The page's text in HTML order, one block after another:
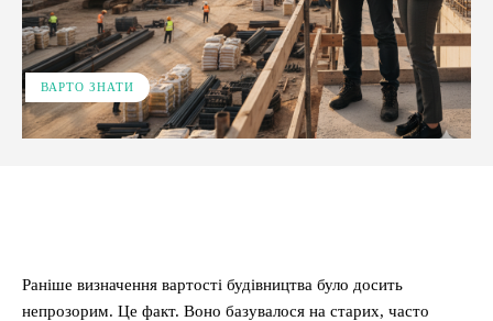
ВАРТО ЗНАТИ
Раніше визначення вартості будівництва було досить
непрозорим. Це факт. Воно базувалося на старих, часто